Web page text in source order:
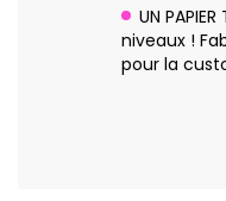
UN
niveaux !
pour la